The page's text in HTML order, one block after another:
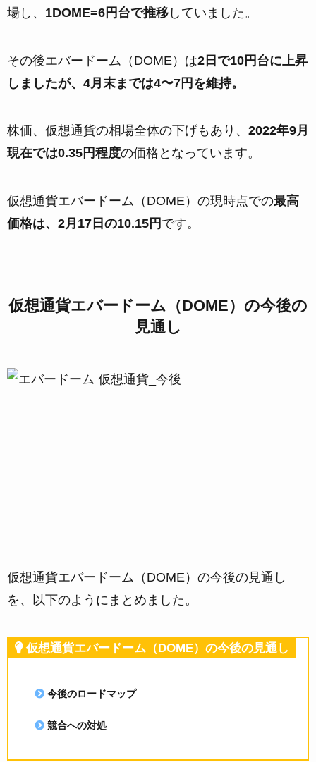
場し、 1DOME=6円台で推移 していました。
その後エバードーム（DOME）は2日で10円台に上昇
しましたが、4月末までは4〜7円を維持。
株価、仮想通貨の相場全体の下げもあり、 2022年9月
現在では0.35円程度の価格となっています。
仮想通貨エバードーム（DOME）の現時点での最高
価格は、2月17日の10.15円 です。
仮想通貨エバードーム（DOME）の今後の
見通し
仮想通貨エバードーム（DOME）の今後の見通し
を、以下のようにまとめました。
仮想通貨エバードーム（DOME）の今後の見通し
今後のロードマップ
競合への対処